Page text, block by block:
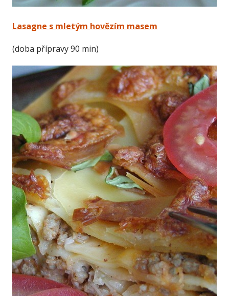
Lasagne s mletým hovězím masem
(doba přípravy 90 min)